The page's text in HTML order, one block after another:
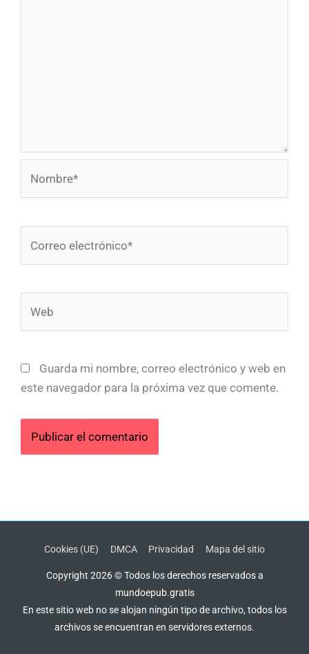
electrónico*
Guarda mi nombre, correo electrónico y web en
este navegador para la próxima vez que comente.
Cookies (UE) DMCA Privacidad Mapa del sitio
Copyright 2026 © Todos los derechos reservados a
mundoepub.gratis
En este sitio web no se alojan ningún tipo de archivo, todos los
archivos se encuentran en servidores externos.